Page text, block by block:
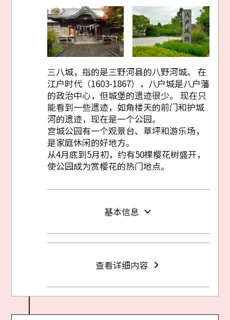
三八城，指的是三野河县的八野河城。 在
江户时代（1603-1867），八户城是八户藩
的政治中心，但城堡的遗迹很少。 现在只
能看到一些遗迹，如角楼天的前门和护城
河的遗迹，现在是一个公园。
宫城公园有一个观景台、草坪和游乐场，
是家庭休闲的好地方。
从4月底到5月初，约有50棵樱花树盛开，
使公园成为赏樱花的热门地点。
基本信息
查看详细内容